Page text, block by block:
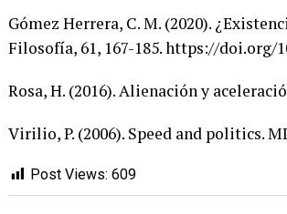
Gómez Herrera, C. M. (2020).
Filosofía, 61, 167-185. https://doi.org/
Rosa, H. (2016). Alienación y
Virilio, P. (2006). Speed and politics.
Post Views: 609